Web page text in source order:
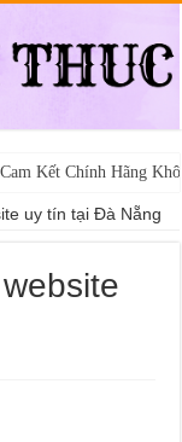
Kết Chính Hãng
uy tín tại Đà Nẵng